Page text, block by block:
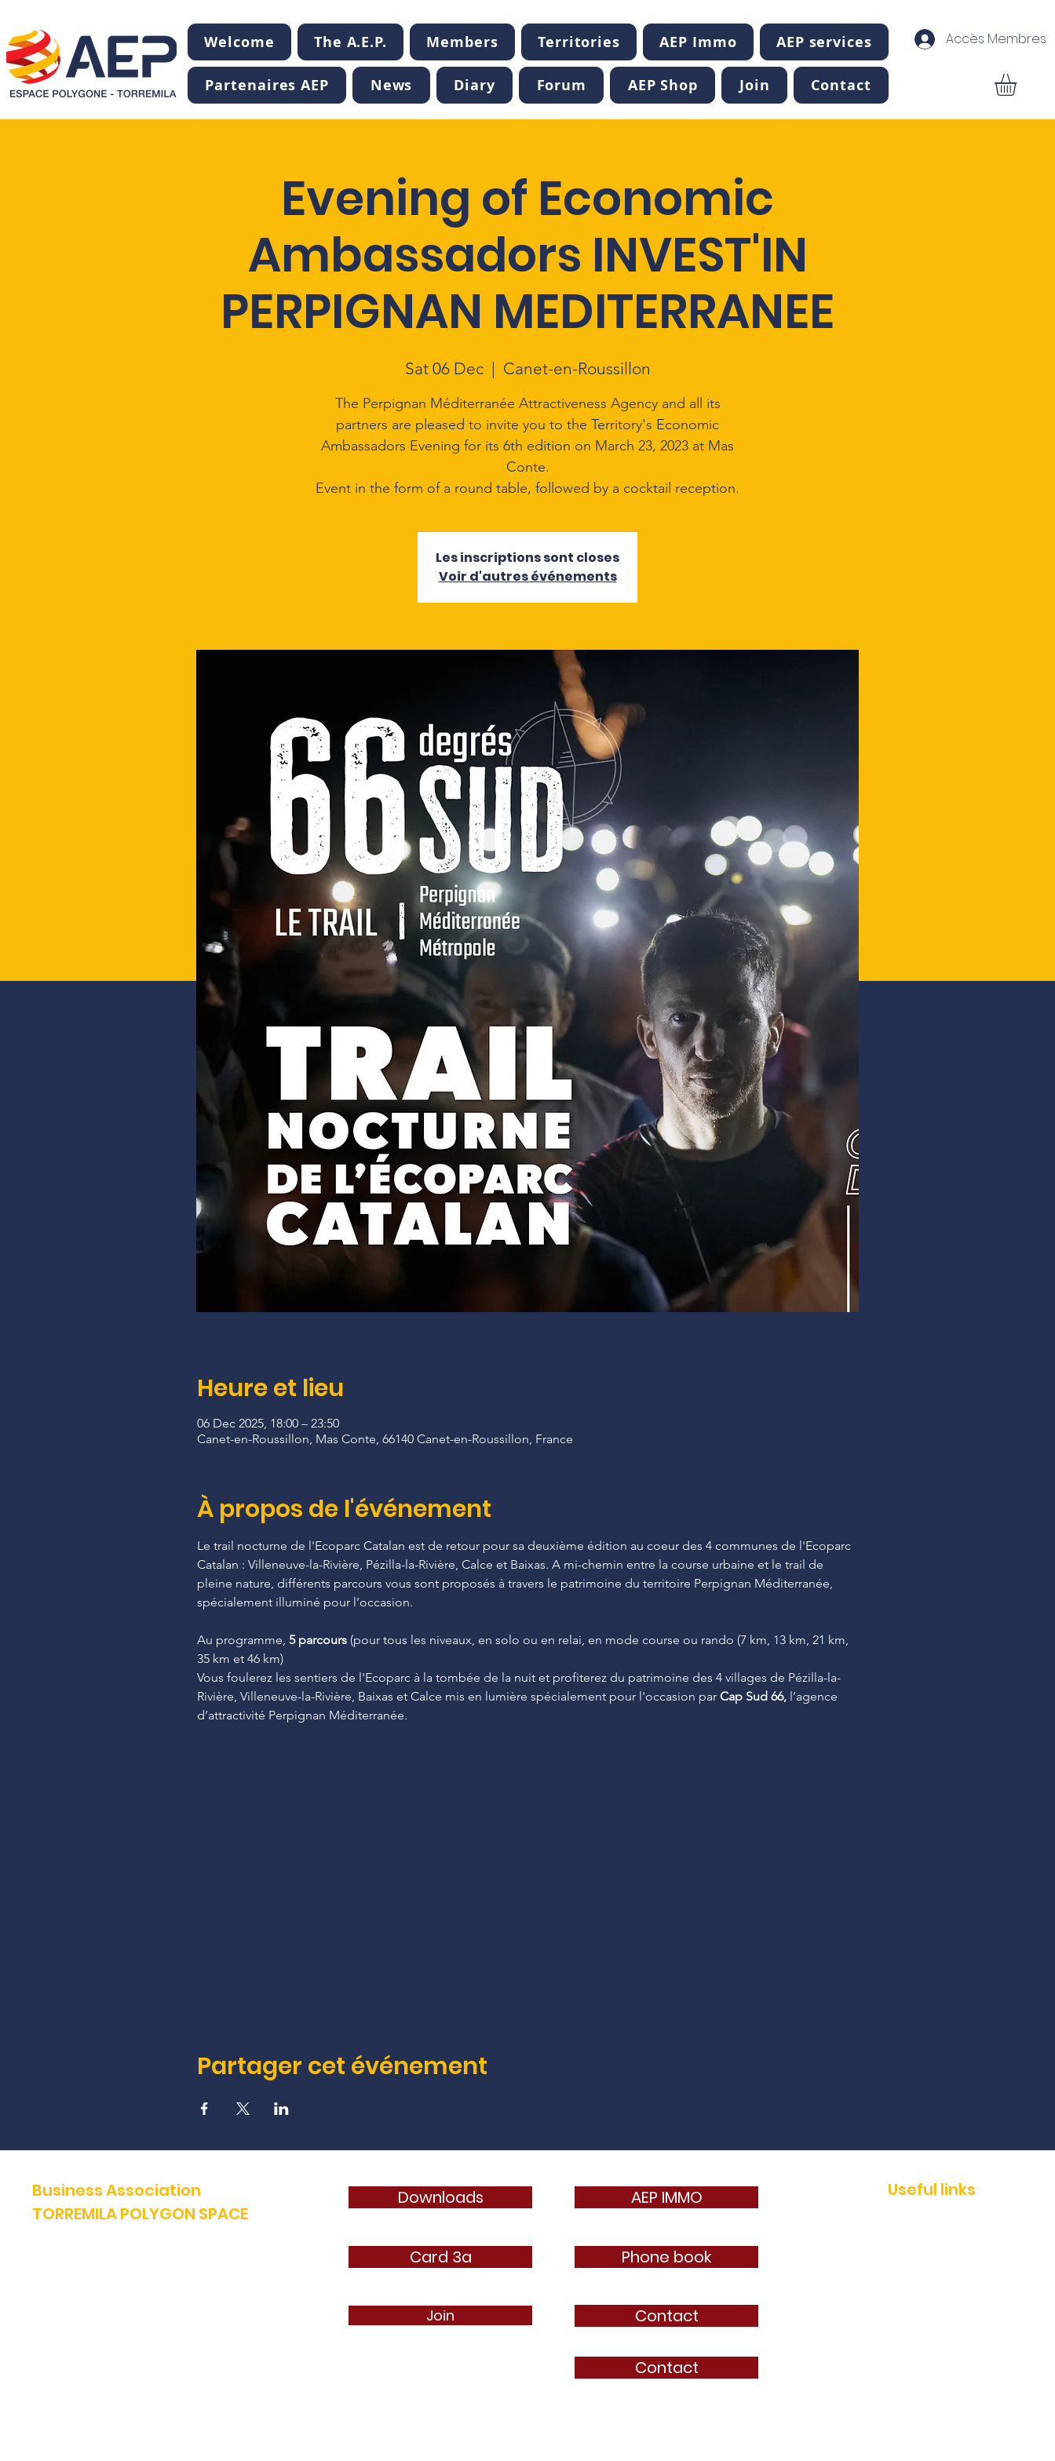
Welcome The A.E.P. Members Territories AEP Immo AEP services
Partenaires AEP News Diary Forum AEP Shop Join Contact
Accès Membres
Evening of Economic
Ambassadors INVEST'IN
PERPIGNAN MEDITERRANEE
Sat 06 Dec
  |
Canet-en-Roussillon
The Perpignan Méditerranée Attractiveness Agency and all its
partners are pleased to invite you to the Territory's Economic
Ambassadors Evening for its 6th edition on March 23, 2023 at Mas
Conte.
Event in the form of a round table, followed by a cocktail reception.
Les inscriptions sont closes
Voir d'autres événements
Heure et lieu
06 Dec 2025, 18:00 – 23:50
Canet-en-Roussillon, Mas Conte, 66140 Canet-en-Roussillon, France
À propos de l'événement
Le trail nocturne de l'Ecoparc Catalan est de retour pour sa deuxième édition au coeur des 4 communes de l'Ecoparc
Catalan : Villeneuve-la-Rivière, Pézilla-la-Rivière, Calce et Baixas. A mi-chemin entre la course urbaine et le trail de
pleine nature, différents parcours vous sont proposés à travers le patrimoine du territoire Perpignan Méditerranée,
spécialement illuminé pour l’occasion.
Au programme, 5 parcours (pour tous les niveaux, en solo ou en relai, en mode course ou rando (7 km, 13 km, 21 km,
35 km et 46 km)
Vous foulerez les sentiers de l'Ecoparc à la tombée de la nuit et profiterez du patrimoine des 4 villages de Pézilla-la-
Rivière, Villeneuve-la-Rivière, Baixas et Calce mis en lumière spécialement pour l'occasion par Cap Sud 66, l’agence
d’attractivité Perpignan Méditerranée.
Partager cet événement
Business Association
TORREMILA POLYGON SPACE
Downloads
Card 3a
Join
AEP IMMO
Phone book
Contact
Contact
Useful links